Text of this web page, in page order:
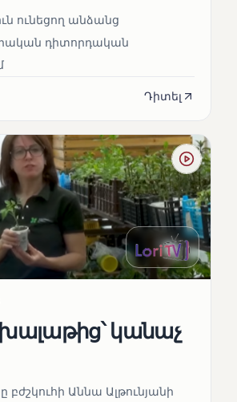
ունեցող անձանց
դիտորդական
Դիտել
կանաչ
բժշկուհի Աննա Ալթունյանի